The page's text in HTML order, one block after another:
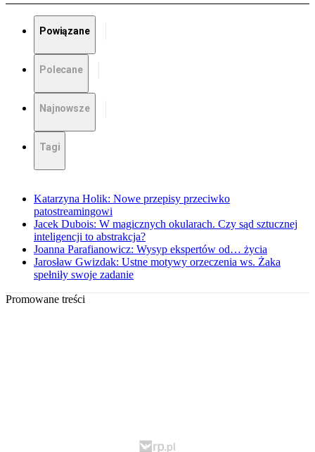
Powiązane
Polecane
Najnowsze
Tagi
Katarzyna Holik: Nowe przepisy przeciwko
patostreamingowi
Jacek Dubois: W magicznych okularach. Czy sąd sztucznej
inteligencji to abstrakcja?
Joanna Parafianowicz: Wysyp ekspertów od… życia
Jarosław Gwizdak: Ustne motywy orzeczenia ws. Żaka
spełniły swoje zadanie
Promowane treści